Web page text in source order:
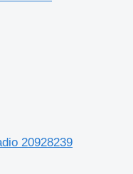
20928239